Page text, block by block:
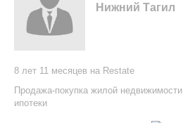
Нижний Тагил
8 лет 11 месяцев на Restate
Продажа-покупка жилой недвижимости
ипотеки